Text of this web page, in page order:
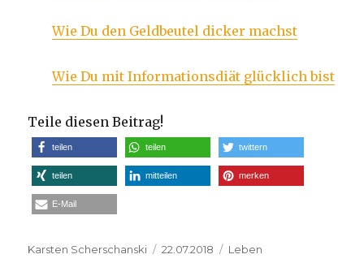
Wie Du den Geldbeutel dicker machst
Wie Du mit Informationsdiät glücklich bist
Teile diesen Beitrag!
teilen teilen twittern
teilen mitteilen merken
E-Mail
Autor
Karsten Scherschanski
Veröffentlicht
22.07.2018 Kategorien
Leben